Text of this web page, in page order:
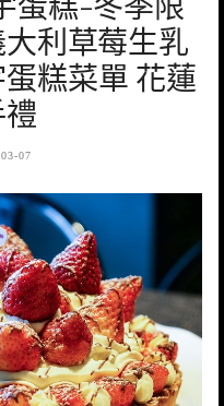
利草莓生乳
糕菜單 花蓮
07